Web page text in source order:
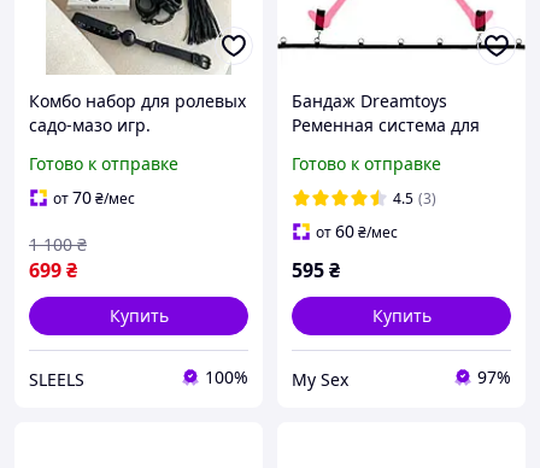
Комбо набор для ролевых
садо-мазо игр.
взрослых. БДСМ
атрибутика бренда
Готово к отправке
от70₴/мес
699₴
1 100 ₴
Купить
SLEELS 100%
Бандаж Dreamtoys
Ременная система для
Bed Restraint Set Садо-
мазо
Готово к отправке
4.5 (3)
от60₴/мес
595₴
Купить
My Sex 97%